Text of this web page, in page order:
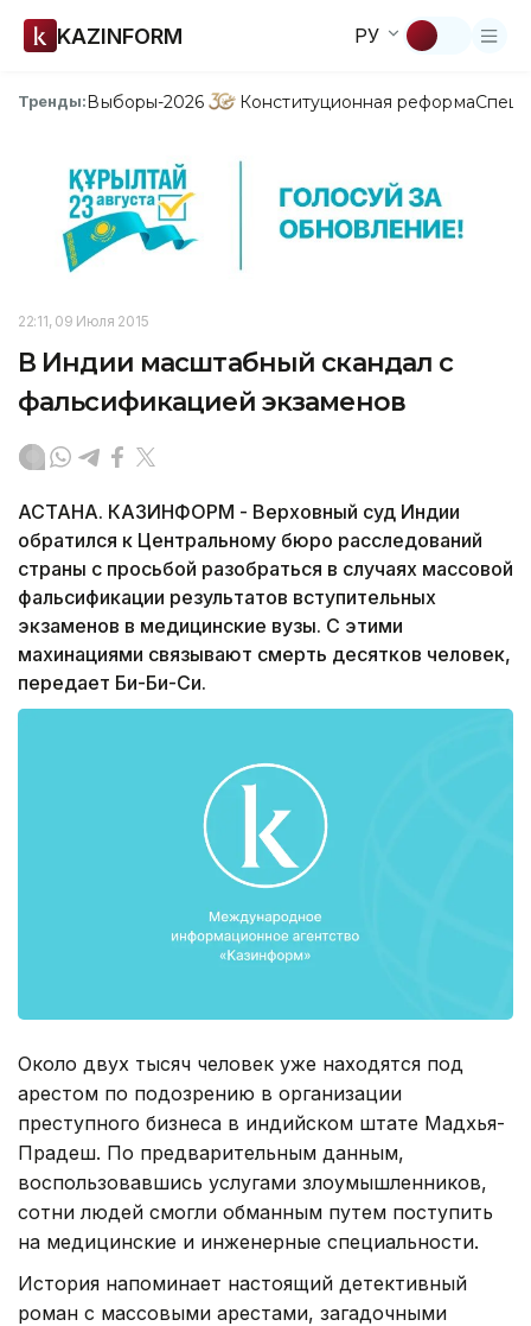
KAZINFORM РУ
Тренды:Выборы-2026 Конституционная реформа
22:11, 09 Июля 2015
В Индии масштабный скандал с
фальсификацией экзаменов
АСТАНА. КАЗИНФОРМ - Верховный суд Индии
обратился к Центральному бюро расследований
страны с просьбой разобраться в случаях массовой
фальсификации результатов вступительных
экзаменов в медицинские вузы. С этими
махинациями связывают смерть десятков человек,
передает Би-Би-Си.
Около двух тысяч человек уже находятся под
арестом по подозрению в организации
преступного бизнеса в индийском штате Мадхья-
Прадеш. По предварительным данным,
воспользовавшись услугами злоумышленников,
сотни людей смогли обманным путем поступить
на медицинские и инженерные специальности.
История напоминает настоящий детективный
роман с массовыми арестами, загадочными